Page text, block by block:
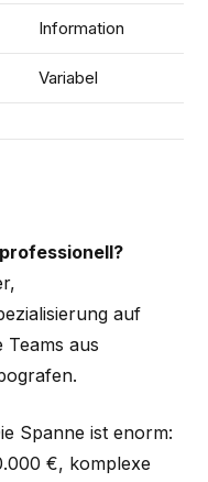
Information
Variabel
auf
Teams aus
Spanne ist enorm:
€, komplexe